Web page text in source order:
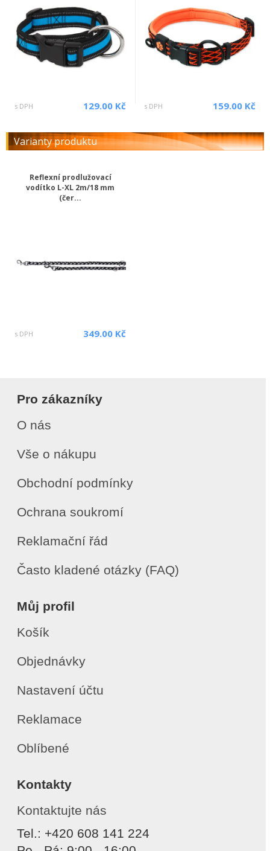
s DPH 129.00 Kč s DPH 159.00 Kč
Varianty produktu
Reflexní prodlužovací
vodítko L-XL 2m/18 mm
(čer...
s DPH 349.00 Kč
Pro zákazníky
O nás
Vše o nákupu
Obchodní podmínky
Ochrana soukromí
Reklamační řád
Často kladené otázky (FAQ)
Můj profil
Košík
Objednávky
Nastavení účtu
Reklamace
Oblíbené
Kontakty
Kontaktujte nás
Tel.: +420 608 141 224